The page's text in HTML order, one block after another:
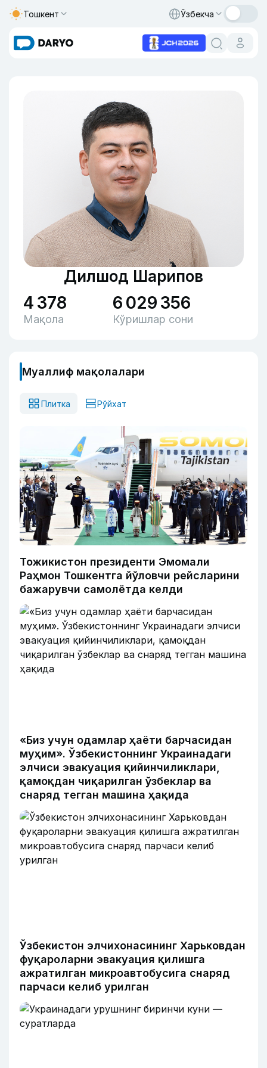
Тошкент Ўзбекча
Дилшод Шарипов
4 378
Мақола
6 029 356
Кўришлар сони
Муаллиф мақолалари
Плитка Рўйхат
Тожикистон президенти Эмомали
Раҳмон Тошкентга йўловчи рейсларини
бажарувчи самолётда келди
«Биз учун одамлар ҳаёти барчасидан
муҳим». Ўзбекистоннинг Украинадаги
элчиси эвакуация қийинчиликлари,
қамоқдан чиқарилган ўзбеклар ва
снаряд тегган машина ҳақида
Ўзбекистон элчихонасининг Харьковдан
фуқароларни эвакуация қилишга
ажратилган микроавтобусига снаряд
парчаси келиб урилган